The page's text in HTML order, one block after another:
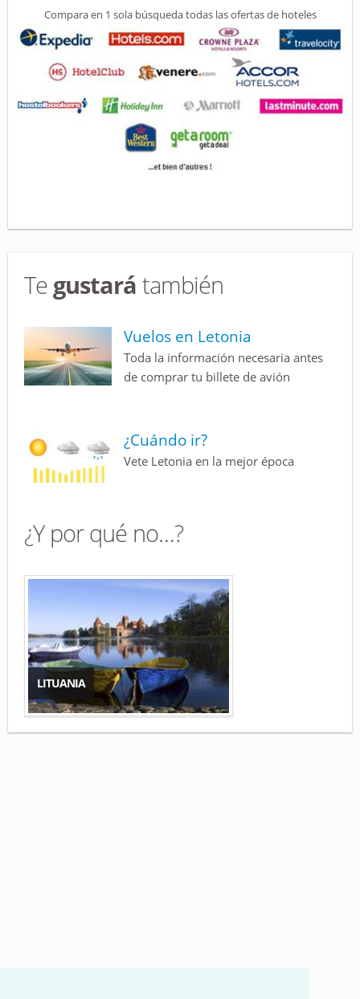
Compara en 1 sola búsqueda todas las ofertas de hoteles
Te gustará también
Vuelos en Letonia
Toda la información necesaria antes
de comprar tu billete de avión
¿Cuándo ir?
Vete Letonia en la mejor época
¿Y por qué no…?
LITUANIA